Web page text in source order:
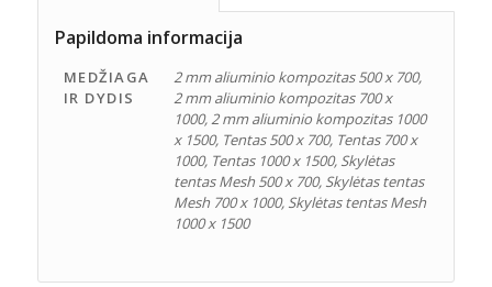
Papildoma informacija
MEDŽIAGA
IR DYDIS
2 mm aliuminio kompozitas 500 x 700,
2 mm aliuminio kompozitas 700 x
1000, 2 mm aliuminio kompozitas 1000
x 1500, Tentas 500 x 700, Tentas 700 x
1000, Tentas 1000 x 1500, Skylėtas
tentas Mesh 500 x 700, Skylėtas tentas
Mesh 700 x 1000, Skylėtas tentas Mesh
1000 x 1500